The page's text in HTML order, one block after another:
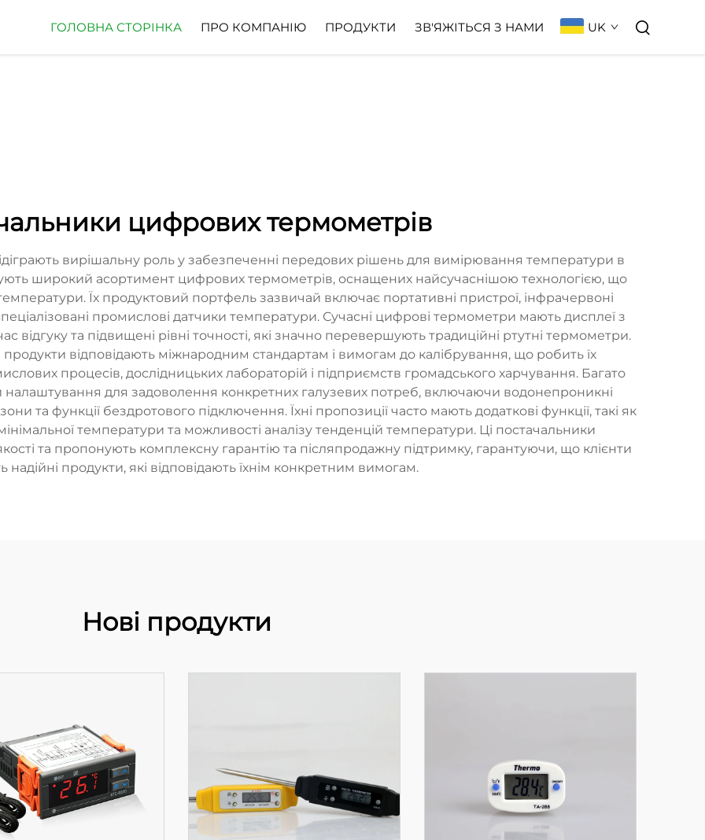
ГОЛОВНА СТОРІНКА ПРО КОМПАНІЮ ПРОДУКТИ ЗВ'ЯЖІТЬСЯ З НАМИ UK
цифрових термометрів
вирішальну роль у забезпеченні передових рішень для вимірювання температури в
широкий асортимент цифрових термометрів, оснащених найсучаснішою технологією, що
Їх продуктовий портфель зазвичай включає портативні пристрої, інфрачервоні
промислові датчики температури. Сучасні цифрові термометри мають дисплеї з
відгуку та підвищені рівні точності, які значно перевершують традиційні ртутні термометри.
продукти відповідають міжнародним стандартам і вимогам до калібрування, що робить їх
процесів, дослідницьких лабораторій і підприємств громадського харчування. Багато
налаштування для задоволення конкретних галузевих потреб, включаючи водонепроникні
та функції бездротового підключення. Їхні пропозиції часто мають додаткові функції, такі як
температури та можливості аналізу тенденцій температури. Ці постачальники
та пропонують комплексну гарантію та післяпродажну підтримку, гарантуючи, що клієнти
надійні продукти, які відповідають їхнім конкретним вимогам.
Нові продукти